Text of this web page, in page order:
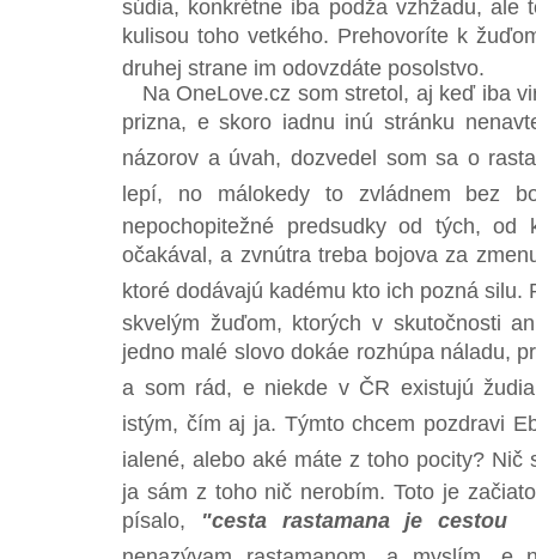
súdia, konkrétne iba podža vzhžadu, ale
kulisou toho vetkého. Prehovoríte k
druhej strane im odovzdáte posolstvo.
Na OneLove.cz som stretol, aj keď iba
prizna, e skoro iadnu inú stránku
názorov a úvah, dozvedel som sa o
lepí, no málokedy to zvládnem bez
nepochopitežné predsudky od tých,
očakával, a zvnútra treba bojova za
ktoré dodávajú kadému kto ich pozná
skvelým žuďom, ktorých v skutočnosti
jedno malé slovo dokáe rozhúpa náladu,
a som rád, e niekde v ČR existujú
istým, čím aj ja. Týmto chcem pozdravi
ialené, alebo aké máte z toho pocity? Nič
ja sám z toho nič nerobím. Toto je
písalo,
"cesta rastamana je